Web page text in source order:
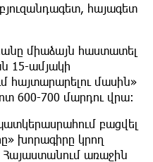
հայագետ
միաձայն հաստատել
15-ամյակի
հայտարարելու մասին»
600-700 մարդու վրա։
բացվել
խորագիրը կրող
առաջին